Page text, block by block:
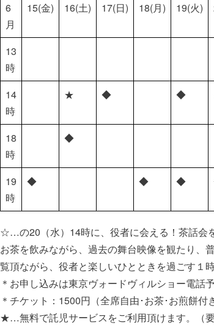
6
月
15(金) 16(土) 17(日) 18(月) 19(火)
13
時
14
時
★ ◆ ◆
18
時
◆
19
時
◆ ◆ ◆
☆…の20（水）14時に、役者に会える！茶話会
お茶を飲みながら、過去の舞台映像を観たり、
覧頂ながら、役者と楽しいひとときを過ごす１時
＊お申し込みは東京ヴォードヴィルショー電話予
＊チケット：1500円（全席自由･お茶･お煎餅付
★…無料で託児サービスをご利用頂けます。（要